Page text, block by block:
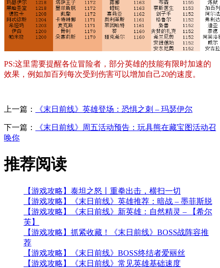
PS:这里需要提醒各位冒险者，部分英雄的技能有限时加速的
效果，例如加百列每次受到伤害可以增加自己20的速度。
上一篇： 《末日前线》英雄登场：恐惧之刺 – 玛瑟伊尔
下一篇：
《末日前线》周五活动预告：玩具熊在藏宝图活动召
唤你
推荐阅读
【游戏攻略】泰坦之怒丨重拳出击，横扫一切
【游戏攻略】《末日前线》英雄推荐：暗战 – 墨菲斯脱
【游戏攻略】《末日前线》新英雄：自然精灵 – 【希尔
芙】
【游戏攻略】抓紧收藏！《末日前线》BOSS战阵容推
荐
【游戏攻略】《末日前线》BOSS终结者爱丽丝
【游戏攻略】《末日前线》常见英雄基础速度